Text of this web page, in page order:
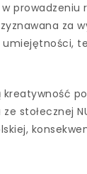
prowadzeniu
za
stołecznej